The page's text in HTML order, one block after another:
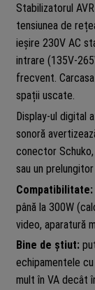
Stabilizatorul
tensiunea de
ieșire 230V AC
intrare (135V-
frecvent.
spații uscate.
Display-ul digital
sonoră
conector
sau un
Compatibilitate:
până la 300W
video, aparatură
Bine de știut:
echipamentele
mult în VA decât